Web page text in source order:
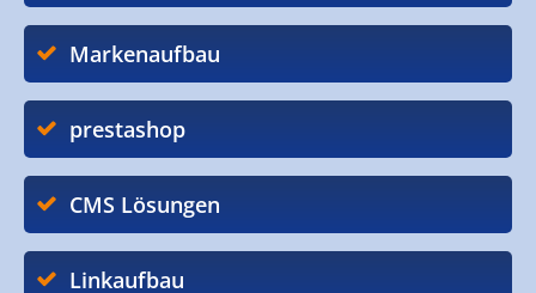
Markenaufbau
prestashop
CMS Lösungen
Linkaufbau